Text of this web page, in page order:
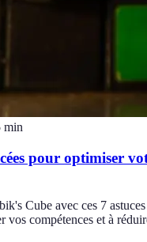
min
pour optimiser
Cube avec ces 7
vos compétences et à